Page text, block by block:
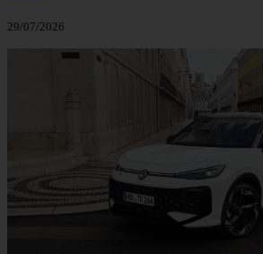
29/07/2026